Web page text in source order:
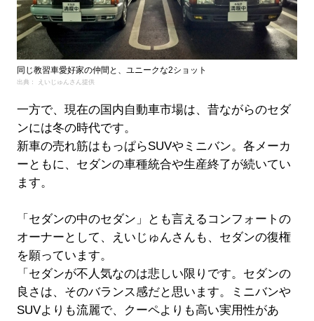
同じ教習車愛好家の仲間と、ユニークな2ショット
出典： えいじゅんさん提供
一方で、現在の国内自動車市場は、昔ながらのセダ
ンには冬の時代です。
新車の売れ筋はもっぱらSUVやミニバン。各メーカ
ーともに、セダンの車種統合や生産終了が続いてい
ます。
「セダンの中のセダン」とも言えるコンフォートの
オーナーとして、えいじゅんさんも、セダンの復権
を願っています。
「セダンが不人気なのは悲しい限りです。セダンの
良さは、そのバランス感だと思います。ミニバンや
SUVよりも流麗で、クーペよりも高い実用性があ